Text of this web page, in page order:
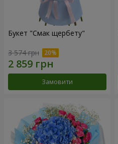
Букет "Смак щербету"
3 574 грн
Замовити